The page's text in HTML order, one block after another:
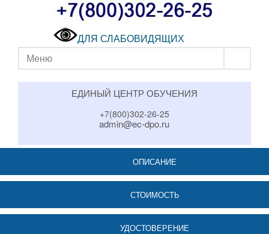
ДЛЯ СЛАБОВИДЯЩИХ
Меню
ЕДИНЫЙ ЦЕНТР ОБУЧЕНИЯ
+7(800)302-26-25
admin@ec-dpo.ru
ОПИСАНИЕ
СТОИМОСТЬ
УДОСТОВЕРЕНИЕ